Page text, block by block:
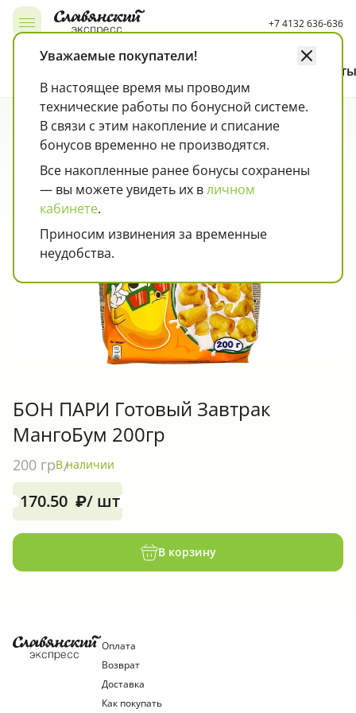
Открыть, закрыть меню +7 4132 636-636
Контакты
Страница товара
Мюсли, хлопья
БОН ПАРИ Готовый Завтрак
МангоБум 200гр
200 грВ наличии
170.50 ₽/ шт
В корзину
Оплата
Возврат
Доставка
Как покупать
Уважаемые покупатели!
В настоящее время мы проводим
технические работы по бонусной системе.
В связи с этим накопление и списание
бонусов временно не производятся.
Все накопленные ранее бонусы сохранены
— вы можете увидеть их вличном
кабинете.
Приносим извинения за временные
неудобства.